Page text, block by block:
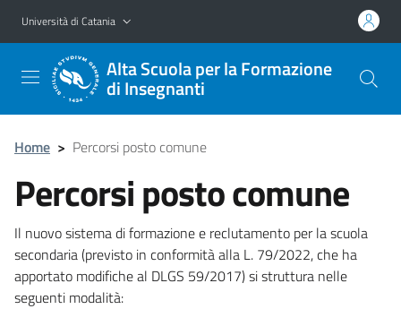
Vai al contenuto principale
Vai al menu di navigazione
Università di Catania
Alta Scuola per la Formazione
di Insegnanti
Home > Percorsi posto comune
Percorsi posto comune
Il nuovo sistema di formazione e reclutamento per la scuola
secondaria (previsto in conformità alla L. 79/2022, che ha
apportato modifiche al DLGS 59/2017) si struttura nelle
seguenti modalità: